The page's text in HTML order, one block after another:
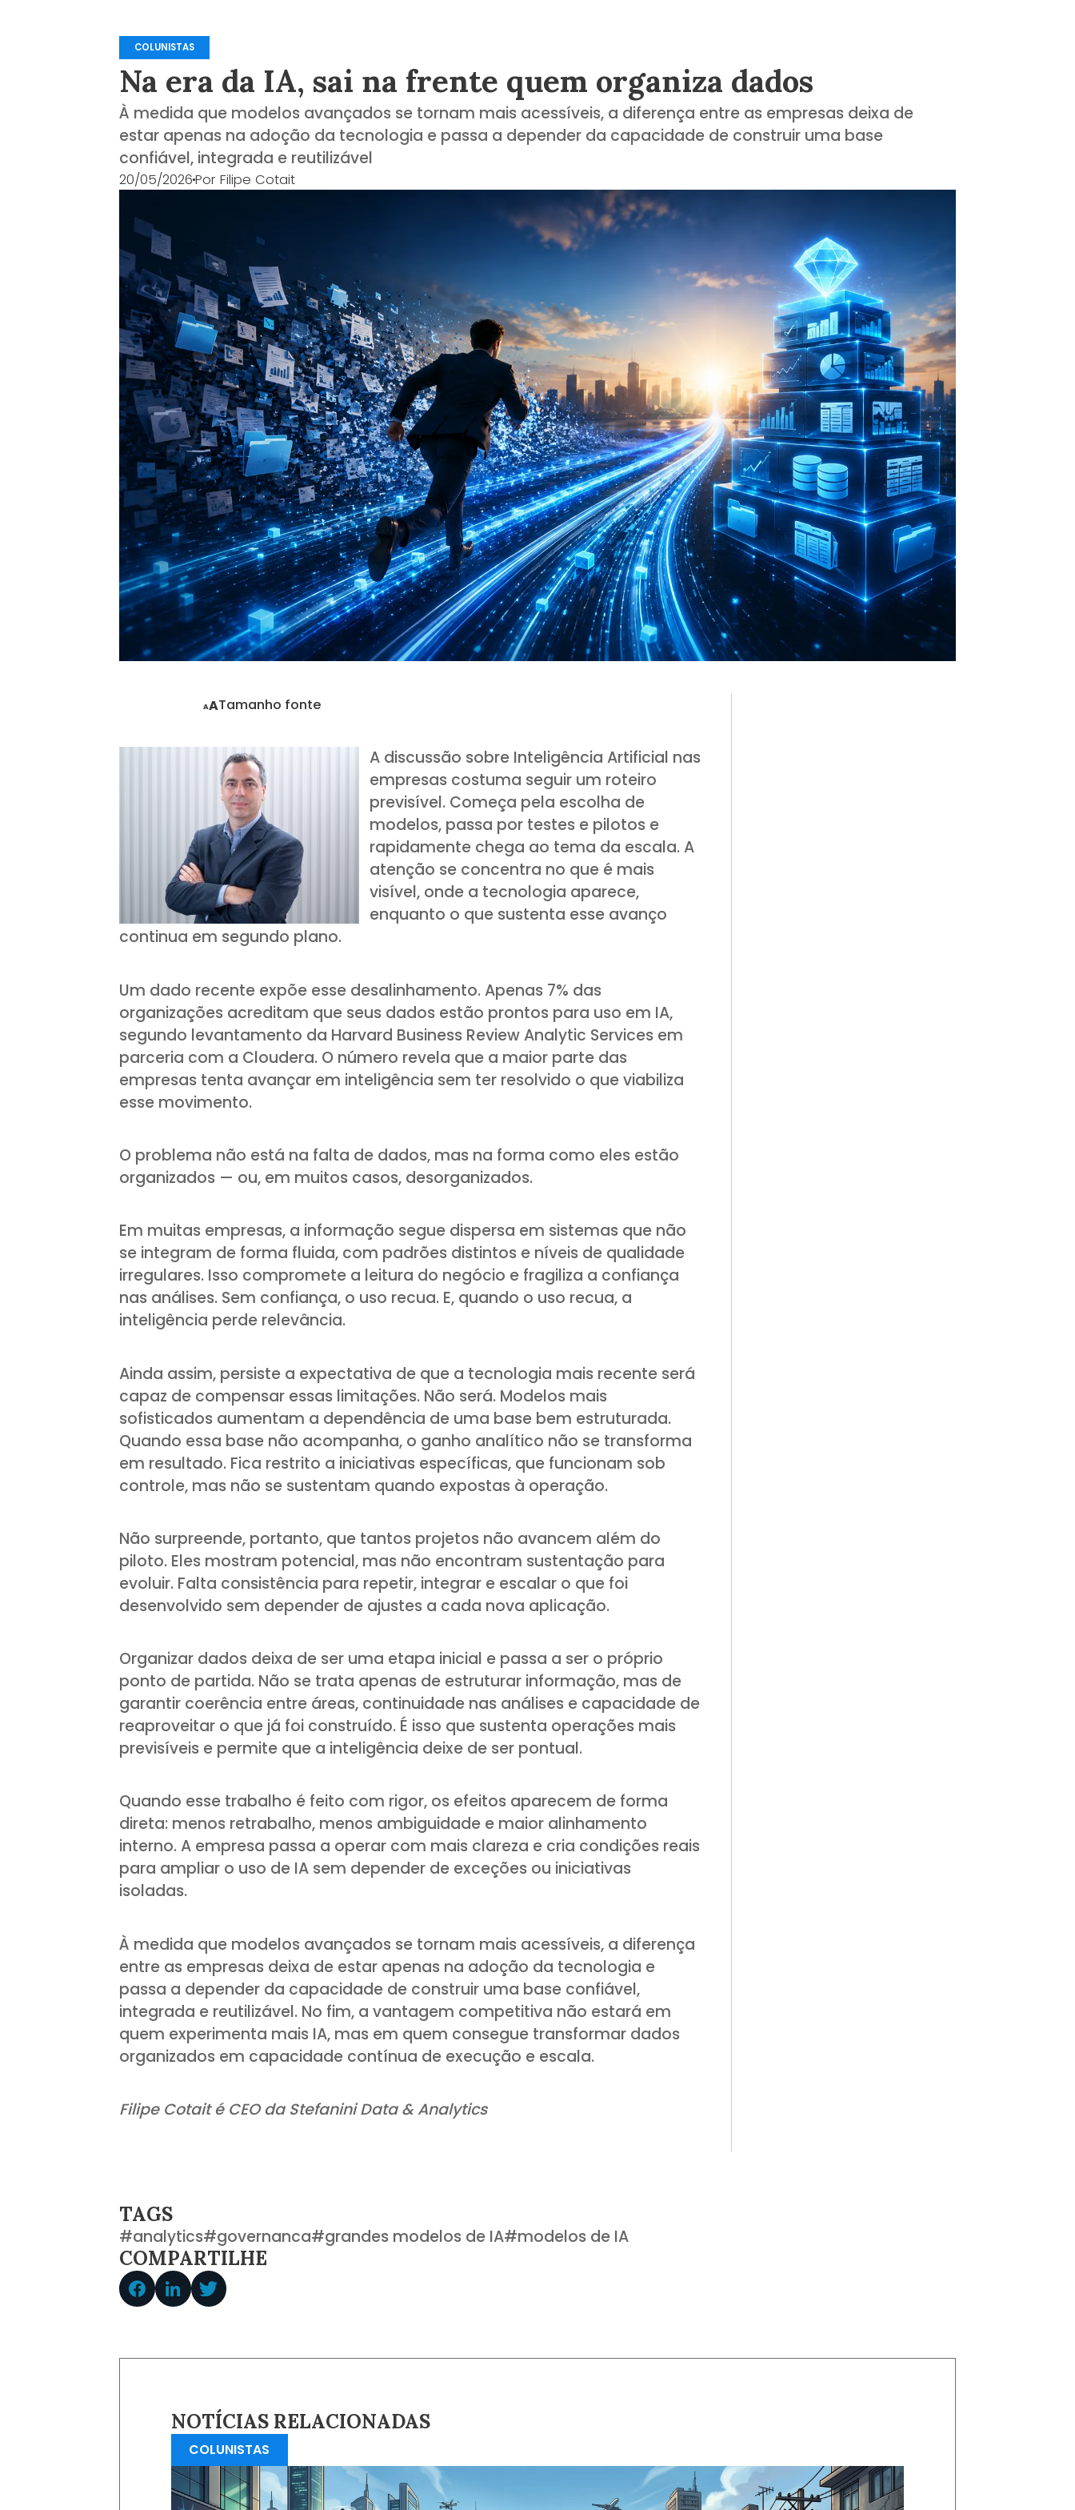
COLUNISTAS
Na era da IA, sai na frente quem organiza dados
À medida que modelos avançados se tornam mais acessíveis, a diferença entre as empresas deixa de
estar apenas na adoção da tecnologia e passa a depender da capacidade de construir uma base
confiável, integrada e reutilizável
20/05/2026PorFilipe Cotait
AATamanho fonte
A discussão sobre Inteligência Artificial nas
empresas costuma seguir um roteiro
previsível. Começa pela escolha de
modelos, passa por testes e pilotos e
rapidamente chega ao tema da escala. A
atenção se concentra no que é mais
visível, onde a tecnologia aparece,
enquanto o que sustenta esse avanço
continua em segundo plano.
Um dado recente expõe esse desalinhamento. Apenas 7% das
organizações acreditam que seus dados estão prontos para uso em IA,
segundo levantamento da Harvard Business Review Analytic Services em
parceria com a Cloudera. O número revela que a maior parte das
empresas tenta avançar em inteligência sem ter resolvido o que viabiliza
esse movimento.
O problema não está na falta de dados, mas na forma como eles estão
organizados — ou, em muitos casos, desorganizados.
Em muitas empresas, a informação segue dispersa em sistemas que não
se integram de forma fluida, com padrões distintos e níveis de qualidade
irregulares. Isso compromete a leitura do negócio e fragiliza a confiança
nas análises. Sem confiança, o uso recua. E, quando o uso recua, a
inteligência perde relevância.
Ainda assim, persiste a expectativa de que a tecnologia mais recente será
capaz de compensar essas limitações. Não será. Modelos mais
sofisticados aumentam a dependência de uma base bem estruturada.
Quando essa base não acompanha, o ganho analítico não se transforma
em resultado. Fica restrito a iniciativas específicas, que funcionam sob
controle, mas não se sustentam quando expostas à operação.
Não surpreende, portanto, que tantos projetos não avancem além do
piloto. Eles mostram potencial, mas não encontram sustentação para
evoluir. Falta consistência para repetir, integrar e escalar o que foi
desenvolvido sem depender de ajustes a cada nova aplicação.
Organizar dados deixa de ser uma etapa inicial e passa a ser o próprio
ponto de partida. Não se trata apenas de estruturar informação, mas de
garantir coerência entre áreas, continuidade nas análises e capacidade de
reaproveitar o que já foi construído. É isso que sustenta operações mais
previsíveis e permite que a inteligência deixe de ser pontual.
Quando esse trabalho é feito com rigor, os efeitos aparecem de forma
direta: menos retrabalho, menos ambiguidade e maior alinhamento
interno. A empresa passa a operar com mais clareza e cria condições reais
para ampliar o uso de IA sem depender de exceções ou iniciativas
isoladas.
À medida que modelos avançados se tornam mais acessíveis, a diferença
entre as empresas deixa de estar apenas na adoção da tecnologia e
passa a depender da capacidade de construir uma base confiável,
integrada e reutilizável. No fim, a vantagem competitiva não estará em
quem experimenta mais IA, mas em quem consegue transformar dados
organizados em capacidade contínua de execução e escala.
Filipe Cotait é CEO da Stefanini Data & Analytics
TAGS
#analytics#governanca#grandes modelos de IA#modelos de IA
COMPARTILHE
NOTÍCIAS RELACIONADAS
COLUNISTAS